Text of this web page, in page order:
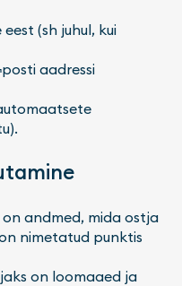
(sh juhul, kui
aadressi
on andmed, mida ostja
nimetatud punktis
on loomaaed ja